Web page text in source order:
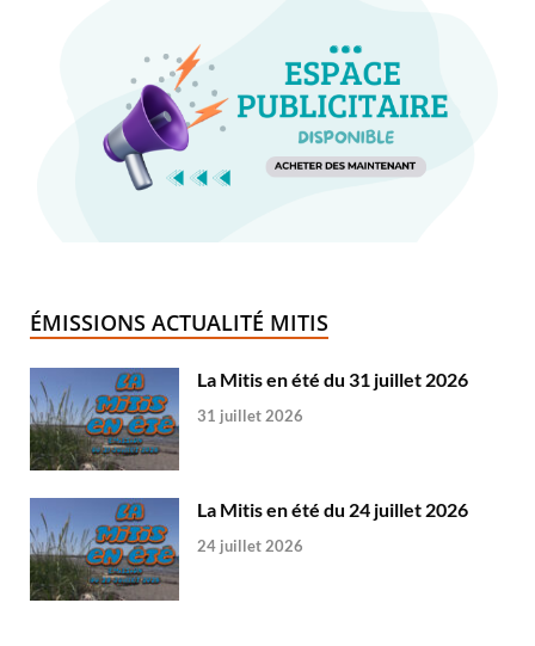
ÉMISSIONS ACTUALITÉ MITIS
La Mitis en été du 31 juillet 2026
31 juillet 2026
La Mitis en été du 24 juillet 2026
24 juillet 2026